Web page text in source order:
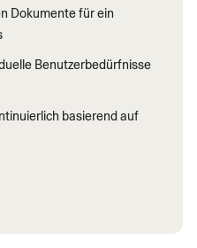
Dokumente für ein
Benutzerbedürfnisse
basierend auf